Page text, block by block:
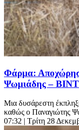
Φάρμα:
Ψωμιάδης –
Μια δυσάρεστη
καθώς ο Παναγιώτης
07:32 | Τρίτη 28